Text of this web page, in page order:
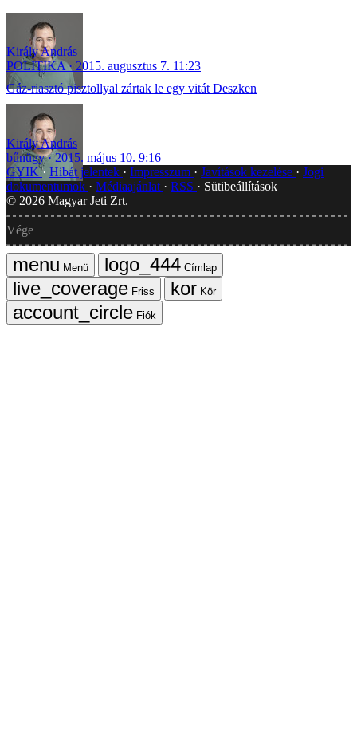
Király András
POLITIKA
2015. augusztus 7. 11:23
Gáz-riasztó pisztollyal zártak le egy vitát Deszken
Király András
bűnügy
2015. május 10. 9:16
GYIK Hibát jelentek Impresszum Javítások kezelése
Jogi
dokumentumok
Médiaajánlat RSS
Sütibeállítások
© 2026 Magyar Jeti Zrt.
Vége
Menü
Címlap
Friss
Kör
Fiók